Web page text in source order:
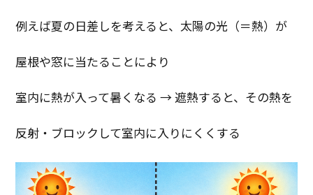
例えば夏の日差しを考えると、太陽の光（＝熱）が
屋根や窓に当たることにより
室内に熱が入って暑くなる → 遮熱すると、その熱を
反射・ブロックして室内に入りにくくする